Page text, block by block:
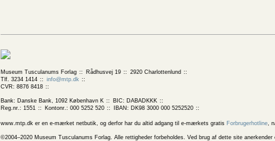
Museum Tusculanums Forlag Rådhusvej 19
2920 Charlottenlund
Tlf. 3234 1414
info@mtp.dk
CVR: 8876 8418
Bank: Danske Bank, 1092 København K
BIC: DABADKKK
Reg.nr.: 1551
Kontonr.: 000 5252 520 IBAN: DK98 3000 000 5252520
www.mtp.dk er en e-mærket netbutik, og derfor har du altid adgang til e-mærkets gratis Forbrugerhotline,
©2004–2020 Museum Tusculanums Forlag. Alle rettigheder forbeholdes. Ved brug af dette site